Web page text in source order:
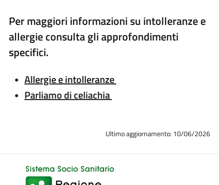
Per maggiori informazioni su intolleranze e
allergie consulta gli approfondimenti
specifici.
Allergie e intolleranze
Parliamo di celiachia
Ultimo aggiornamento: 10/06/2026